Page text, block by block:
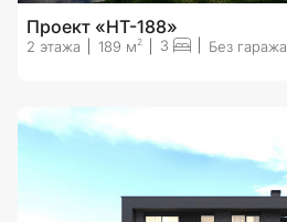
Проект «HT-188»
2 этажа 189 м2 3 Без гаража